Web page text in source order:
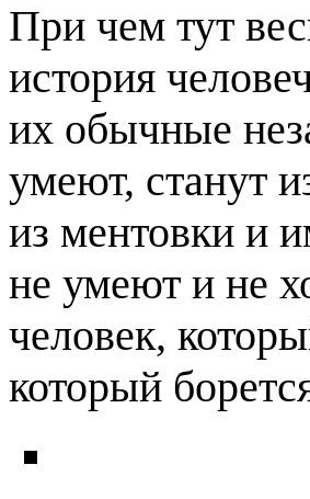
При чем тут
история
их обычные
умеют, станут
из ментовки и
не умеют и не
человек,
который